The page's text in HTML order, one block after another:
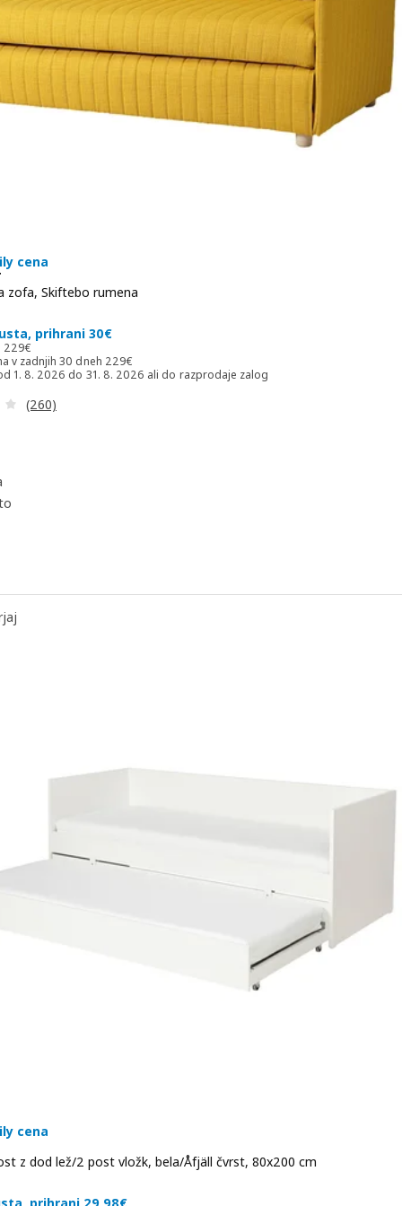
cena
zofa, Skiftebo rumena
prihrani 30€
229€
Redna cena 229€
v zadnjih 30 dneh 229€
Najnižja cena v zadnjih 30 dneh 229€
1. 8. 2026 do 31. 8. 2026 ali do razprodaje zalog
Pregled: 3.2 iz 5 zvezde. Skupno število pregledov:
(260)
cena
z dod lež/2 post vložk, bela/Åfjäll čvrst, 80x200 cm